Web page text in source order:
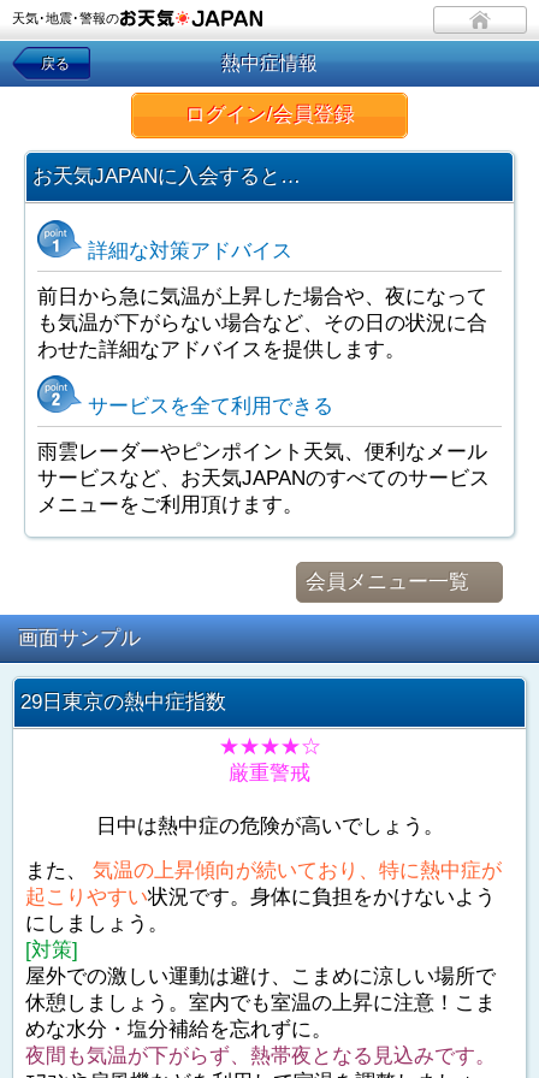
天気･地震･警報の
戻る 熱中症情報
ログイン/会員登録
お天気JAPANに入会すると…
詳細な対策アドバイス
前日から急に気温が上昇した場合や、夜になって
も気温が下がらない場合など、その日の状況に合
わせた詳細なアドバイスを提供します。
サービスを全て利用できる
雨雲レーダーやピンポイント天気、便利なメール
サービスなど、お天気JAPANのすべてのサービス
メニューをご利用頂けます。
会員メニュー一覧
画面サンプル
29日東京の熱中症指数
★★★★☆
厳重警戒
日中は熱中症の危険が高いでしょう。
また、 気温の上昇傾向が続いており、特に熱中症が
起こりやすい状況です。身体に負担をかけないよう
にしましょう。
[対策]
屋外での激しい運動は避け、こまめに涼しい場所で
休憩しましょう。室内でも室温の上昇に注意！こま
めな水分・塩分補給を忘れずに。
夜間も気温が下がらず、熱帯夜となる見込みです。